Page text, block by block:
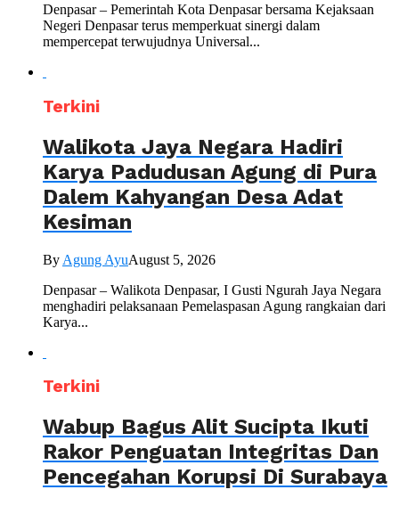
Denpasar – Pemerintah Kota Denpasar bersama Kejaksaan
Negeri Denpasar terus memperkuat sinergi dalam
mempercepat terwujudnya Universal...
Terkini
Walikota Jaya Negara Hadiri
Karya Padudusan Agung di Pura
Dalem Kahyangan Desa Adat
Kesiman
By Agung AyuAugust 5, 2026
Denpasar – Walikota Denpasar, I Gusti Ngurah Jaya Negara
menghadiri pelaksanaan Pemelaspasan Agung rangkaian dari
Karya...
Terkini
Wabup Bagus Alit Sucipta Ikuti
Rakor Penguatan Integritas Dan
Pencegahan Korupsi Di Surabaya